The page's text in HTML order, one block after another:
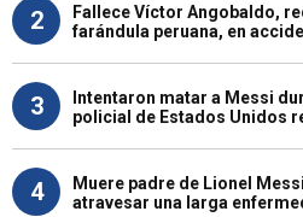
2
Fallece Víctor Angobaldo,
farándula peruana, en
3
Intentaron matar a Messi
policial de Estados Unidos
4
Muere padre de Lionel
atravesar una larga